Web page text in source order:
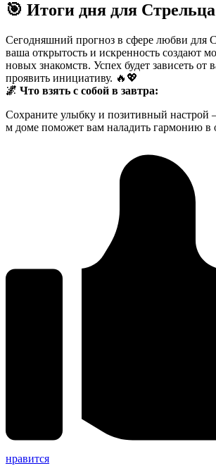
🎯 Итоги дня для
Сегодняшний прогноз в сфере любви для
ваша открытость и искренность создают
новых знакомств. Успех будет зависеть от
проявить инициативу. 🔥💖
🌌 Что взять с собой в завтра:
Сохраните улыбку и позитивный настрой
м доме поможет вам наладить гармонию в
нравится